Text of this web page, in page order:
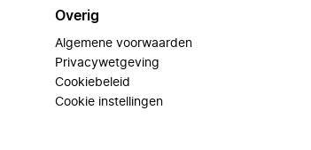
Overig
Algemene voorwaarden
Privacywetgeving
Cookiebeleid
Cookie instellingen